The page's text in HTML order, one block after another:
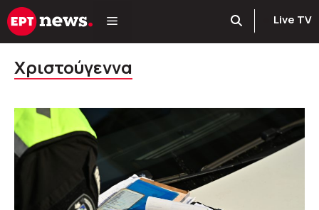
Μετάβαση
σε
Live TV
Χριστούγεννα